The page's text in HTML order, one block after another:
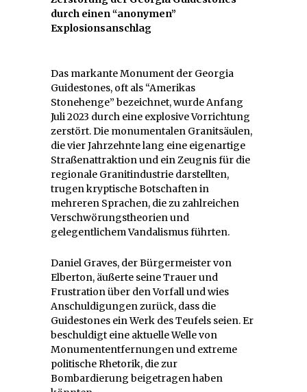
durch einen “anonymen”
Explosionsanschlag
Das markante Monument der Georgia
Guidestones, oft als “Amerikas
Stonehenge” bezeichnet, wurde Anfang
Juli 2023 durch eine explosive Vorrichtung
zerstört. Die monumentalen Granitsäulen,
die vier Jahrzehnte lang eine eigenartige
Straßenattraktion und ein Zeugnis für die
regionale Granitindustrie darstellten,
trugen kryptische Botschaften in
mehreren Sprachen, die zu zahlreichen
Verschwörungstheorien und
gelegentlichem Vandalismus führten.
Daniel Graves, der Bürgermeister von
Elberton, äußerte seine Trauer und
Frustration über den Vorfall und wies
Anschuldigungen zurück, dass die
Guidestones ein Werk des Teufels seien. Er
beschuldigt eine aktuelle Welle von
Monumententfernungen und extreme
politische Rhetorik, die zur
Bombardierung beigetragen haben